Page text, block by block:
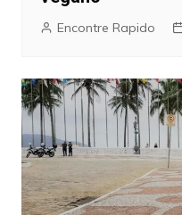
Encontre Rapido